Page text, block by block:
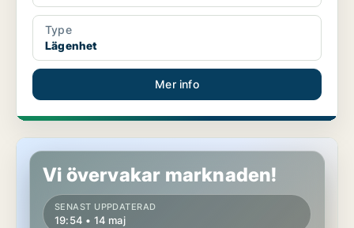
Type
Lägenhet
Mer info
Lägenhet i Kungsör
Vi övervakar marknaden!
SENAST UPPDATERAD
19:54 • 14 maj